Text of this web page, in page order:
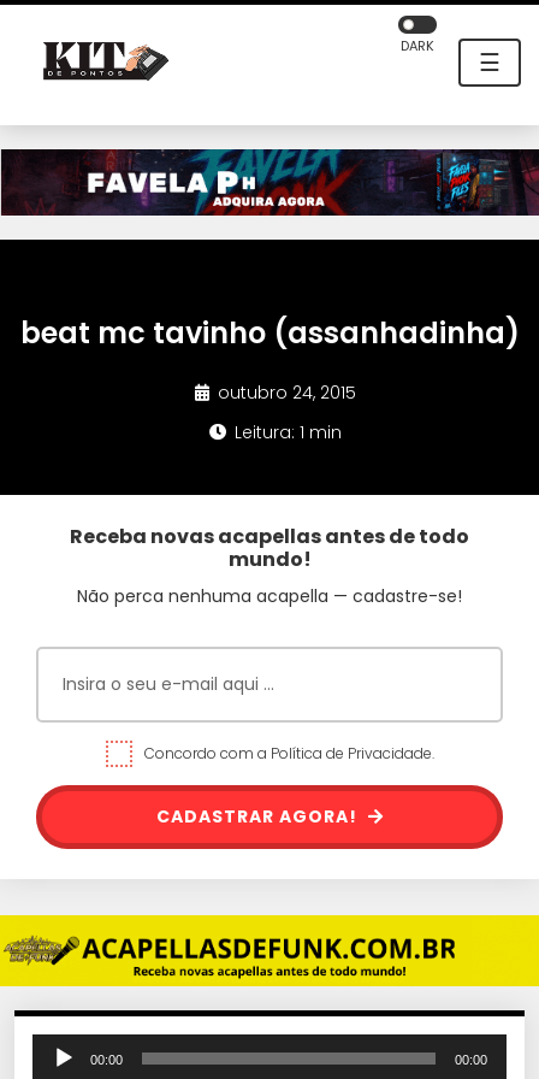
☰
DARK
beat mc tavinho (assanhadinha)
outubro 24, 2015
Leitura: 1 min
Receba novas acapellas antes de todo
mundo!
Não perca nenhuma acapella — cadastre-se!
Concordo com a Política de Privacidade.
CADASTRAR AGORA!
00:00 00:00